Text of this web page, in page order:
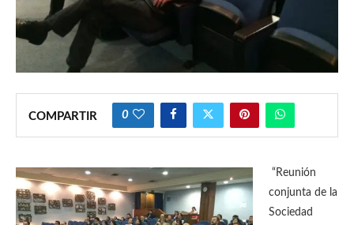
COMPARTIR 0
“Reunión
conjunta de la
Sociedad